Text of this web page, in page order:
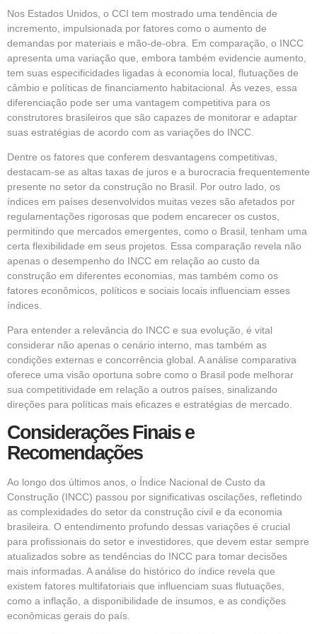
Nos Estados Unidos, o CCI tem mostrado uma tendência de
incremento, impulsionada por fatores como o aumento de
demandas por materiais e mão-de-obra. Em comparação, o INCC
apresenta uma variação que, embora também evidencie aumento,
tem suas especificidades ligadas à economia local, flutuações de
câmbio e políticas de financiamento habitacional. Às vezes, essa
diferenciação pode ser uma vantagem competitiva para os
construtores brasileiros que são capazes de monitorar e adaptar
suas estratégias de acordo com as variações do INCC.
Dentre os fatores que conferem desvantagens competitivas,
destacam-se as altas taxas de juros e a burocracia frequentemente
presente no setor da construção no Brasil. Por outro lado, os
índices em países desenvolvidos muitas vezes são afetados por
regulamentações rigorosas que podem encarecer os custos,
permitindo que mercados emergentes, como o Brasil, tenham uma
certa flexibilidade em seus projetos. Essa comparação revela não
apenas o desempenho do INCC em relação ao custo da
construção em diferentes economias, mas também como os
fatores econômicos, políticos e sociais locais influenciam esses
índices.
Para entender a relevância do INCC e sua evolução, é vital
considerar não apenas o cenário interno, mas também as
condições externas e concorrência global. A análise comparativa
oferece uma visão oportuna sobre como o Brasil pode melhorar
sua competitividade em relação a outros países, sinalizando
direções para políticas mais eficazes e estratégias de mercado.
Considerações Finais e
Recomendações
Ao longo dos últimos anos, o Índice Nacional de Custo da
Construção (INCC) passou por significativas oscilações, refletindo
as complexidades do setor da construção civil e da economia
brasileira. O entendimento profundo dessas variações é crucial
para profissionais do setor e investidores, que devem estar sempre
atualizados sobre as tendências do INCC para tomar decisões
mais informadas. A análise do histórico do índice revela que
existem fatores multifatoriais que influenciam suas flutuações,
como a inflação, a disponibilidade de insumos, e as condições
econômicas gerais do país.